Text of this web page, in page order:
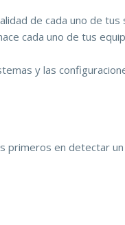
de cada uno de
cada uno de tus
y las
primeros en detectar